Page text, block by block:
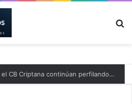
El CB Villarrobledo y el CB Criptana continúan perfilando sus plantillas